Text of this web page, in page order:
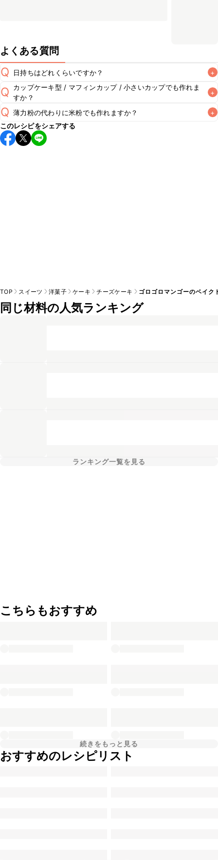
よくある質問
Q 日持ちはどれくらいですか？ +
A
保存期間は冷蔵で翌日中が目安です。なるべくお早めにお召
※日持ちは目安です。
Q カップケーキ型 / マフィンカップ / 小さいカップでも作れま
すか？
+
オーブン対応のカップケーキ型やマフィン型を使用してもお
作りいただけます。その際は型の7分目を目安に生地を流し
入れると、焼いている最中に溢れ出すことなくきれいに仕上
がります。焼き時間の目安は、レシピに記載の設定温度で
Q 薄力粉の代わりに米粉でも作れますか？ +
A
薄力粉の代わりに米粉を使用してもお作りいただけます。そ
このレシピをシェアする
TOP スイーツ 洋菓子 ケーキ チーズケーキ ゴロゴロマンゴーのベイク
同じ材料の人気ランキング
ランキング一覧を見る
こちらもおすすめ
続きをもっと見る
おすすめのレシピリスト